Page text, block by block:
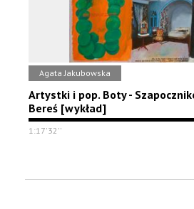
Agata Jakubowska
Artystki i pop. Boty -
Bereś [wykład]
1:17'32''